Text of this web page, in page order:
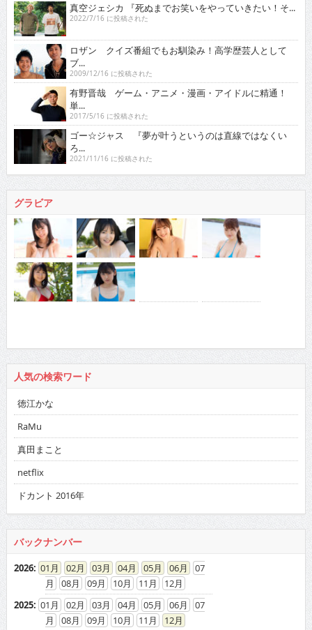
ロザン クイズ番組でもお馴染み！高学歴芸人として
2009/12/16 に投稿された
有野晋哉 ゲーム・アニメ・漫画・アイドルに精通！
単...
2017/5/16 に投稿された
ゴー☆ジャス 『夢が叶うというのは直線ではなくい
ろ...
2021/11/16 に投稿された
徳江かな
真田まこと
netflix
ドカント 2016年
2026:01 02 03 04 05 06
07
08
2025: 01 02 03 04 05 06
07
08
09 10 11
12
2024: 01 02 03 04 05 06
07
08
09 10 11
12